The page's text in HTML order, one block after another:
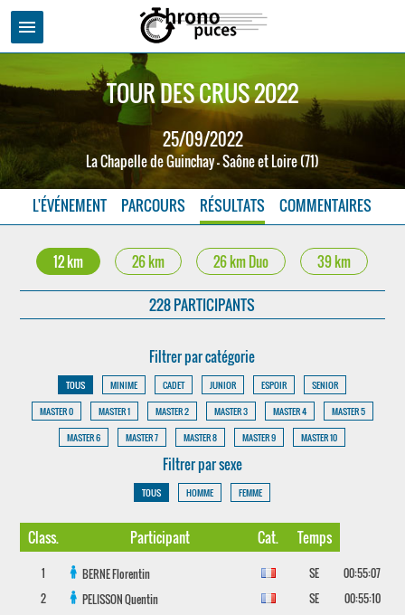
menu
TOUR DES CRUS 2022
25/09/2022
La Chapelle de Guinchay - Saône et Loire (71)
L'ÉVÉNEMENT PARCOURS RÉSULTATS COMMENTAIRES
12 km 26 km 26 km Duo 39 km
228 PARTICIPANTS
Filtrer par catégorie
TOUS MINIME CADET JUNIOR ESPOIR
SENIOR
MASTER 0
MASTER 1 MASTER 2 MASTER 3 MASTER 4
MASTER 5
MASTER 6
MASTER 7 MASTER 8 MASTER 9 MASTER 10
Filtrer par sexe
TOUS HOMME FEMME
Class. Participant Cat. Temps
1 BERNEFlorentin SE
00:55:07
2
PELISSONQuentin SE
00:55:10